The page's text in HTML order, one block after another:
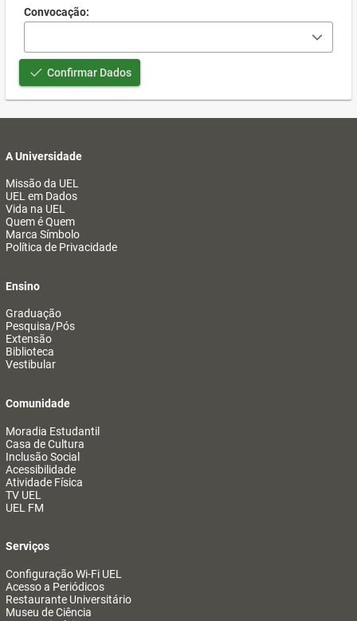
Convocação:
Confirmar Dados
A Universidade
Missão da UEL
UEL em Dados
Vida na UEL
Quem é Quem
Marca Símbolo
Política de Privacidade
Ensino
Graduação
Pesquisa/Pós
Extensão
Biblioteca
Vestibular
Comunidade
Moradia Estudantil
Casa de Cultura
Inclusão Social
Acessibilidade
Atividade Física
TV UEL
UEL FM
Serviços
Configuração Wi-Fi UEL
Acesso a Periódicos
Restaurante Universitário
Museu de Ciência